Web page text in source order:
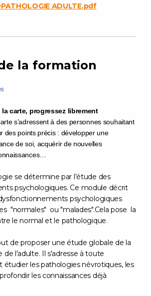
ADULTE.pdf
la formation
carte, progressez librement
s’adressent à des personnes souhaitant
des points précis : développer une
de soi, acquérir de nouvelles
se détermine par l’étude des
psychologiques. Ce module décrit
psychologiques
"normales" ou "malades".Cela pose la
le normal et le pathologique.
de proposer une étude globale de la
de l'adulte. Il s'adresse à toute
étudier les pathologies névrotiques, les
les connaissances déjà